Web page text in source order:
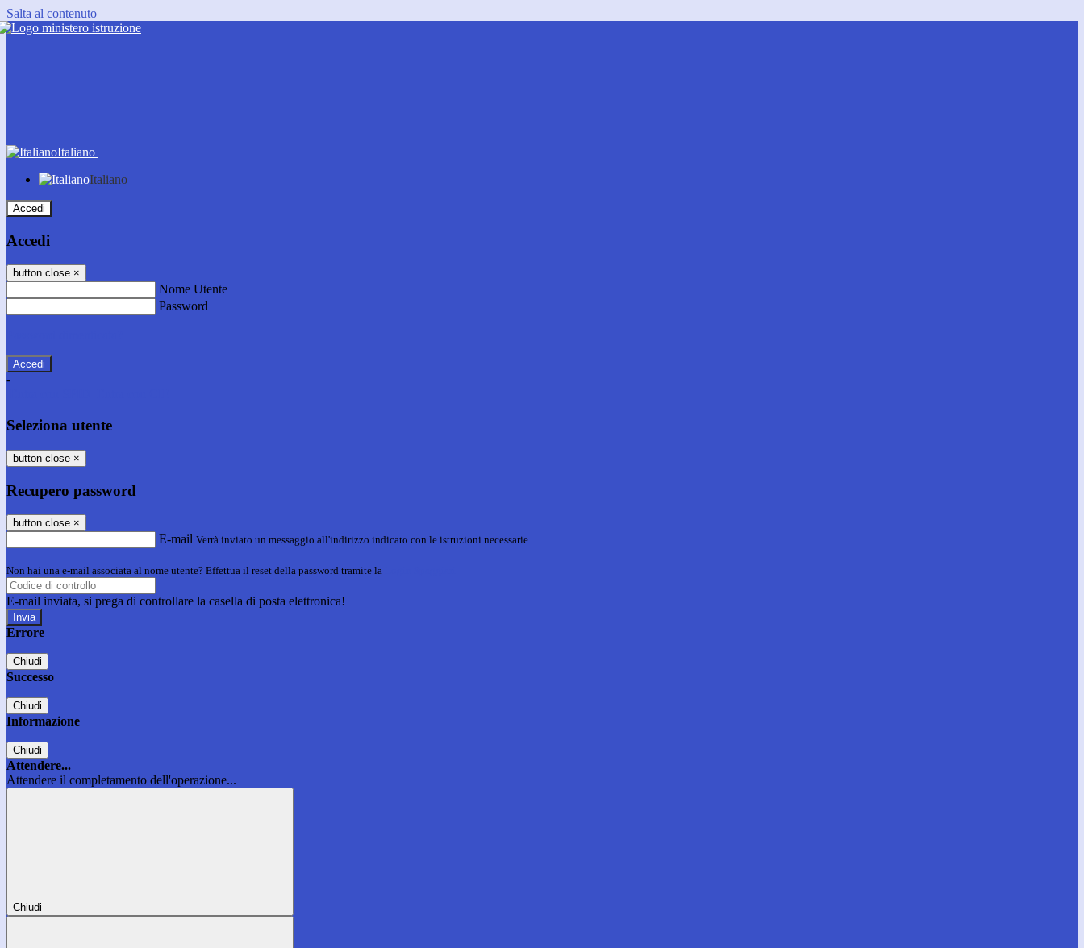
Salta al contenuto
Italiano
Italiano
Accedi
Accedi
button close ×
Nome Utente
Password
-
Seleziona utente
button close ×
Recupero password
button close ×
E-mail Verrà inviato un messaggio all'indirizzo indicato con le istruzioni necessarie.
Non hai una e-mail associata al nome utente? Effettua il reset della password tramite la
E-mail inviata, si prega di controllare la casella di posta elettronica!
Errore
Chiudi
Successo
Chiudi
Informazione
Chiudi
Attendere...
Attendere il completamento dell'operazione...
Chiudi